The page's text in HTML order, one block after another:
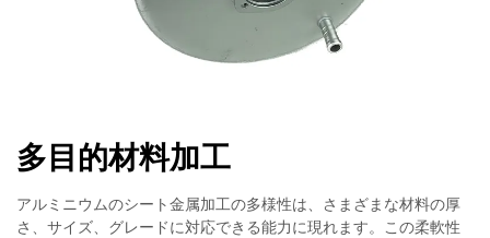
多目的材料加工
アルミニウムのシート金属加工の多様性は、さまざまな材料の厚
さ、サイズ、グレードに対応できる能力に現れます。この柔軟性